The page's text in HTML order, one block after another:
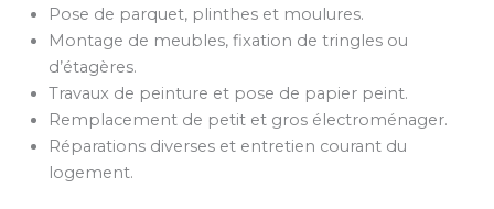
Pose de parquet, plinthes et moulures.
Montage de meubles, fixation de tringles ou
d’étagères.
Travaux de peinture et pose de papier peint.
Remplacement de petit et gros électroménager.
Réparations diverses et entretien courant du
logement.